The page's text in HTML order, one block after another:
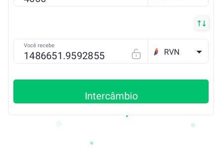
Você recebe
RVN
Intercâmbio